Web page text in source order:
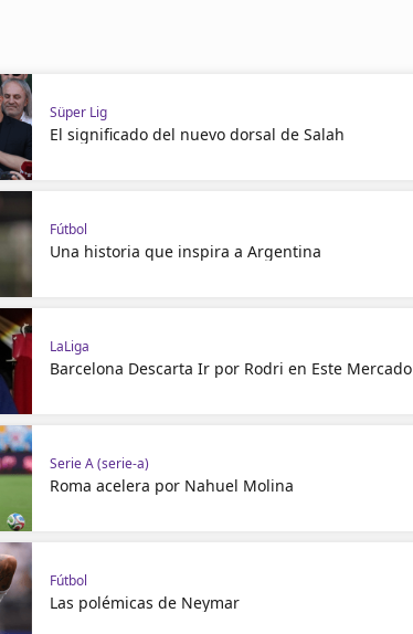
Süper Lig
El significado del nuevo dorsal de Salah
Fútbol
Una historia que inspira a Argentina
LaLiga
Barcelona Descarta Ir por Rodri en Este Mercado
Serie A (serie-a)
Roma acelera por Nahuel Molina
Fútbol
Las polémicas de Neymar